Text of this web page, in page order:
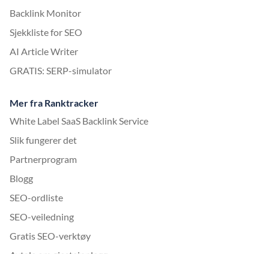
Backlink Monitor
Sjekkliste for SEO
AI Article Writer
GRATIS: SERP-simulator
Mer fra Ranktracker
White Label SaaS Backlink Service
Slik fungerer det
Partnerprogram
Blogg
SEO-ordliste
SEO-veiledning
Gratis SEO-verktøy